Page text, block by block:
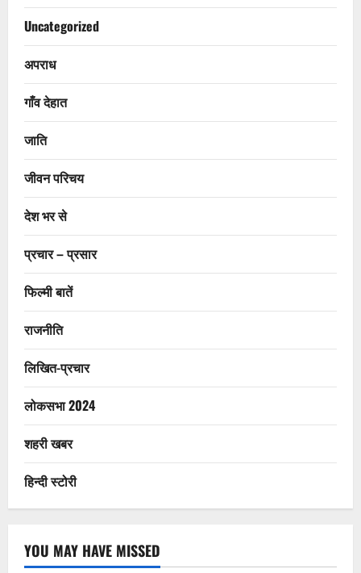
Uncategorized
अपराध
गाँव देहात
जाति
जीवन परिचय
देश भर से
प्रचार – प्रसार
फिल्मी बातें
राजनीति
लिखित-प्रचार
लोकसभा 2024
शहरी खबर
हिन्दी स्टोरी
YOU MAY HAVE MISSED